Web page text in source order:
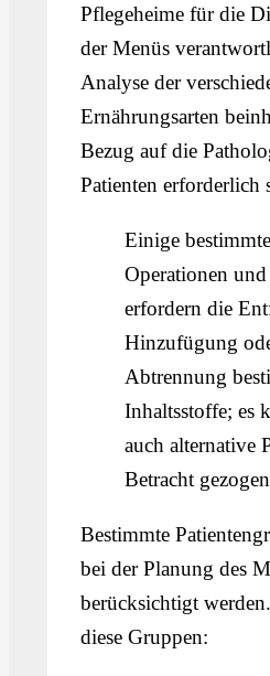
Pflegeheime für die
der Menüs
Analyse der
Ernährungsarten
Bezug auf die
Patienten erforderlich
Einige bestimmte
Operationen
erfordern die
Hinzufügung
Abtrennung
Inhaltsstoffe; es
auch alternative
Betracht
Bestimmte
bei der Planung des
berücksichtigt
diese Gruppen: